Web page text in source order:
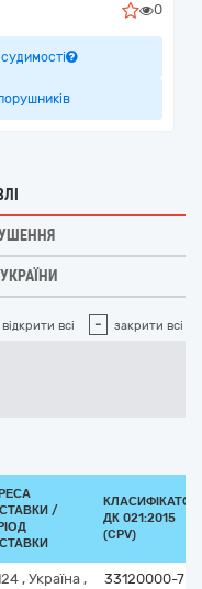
0
відкрити всі - закрити всі
/
КЛАСИФІКАТОР
ДК 021:2015
(CPV)
, Україна ,
33120000-7